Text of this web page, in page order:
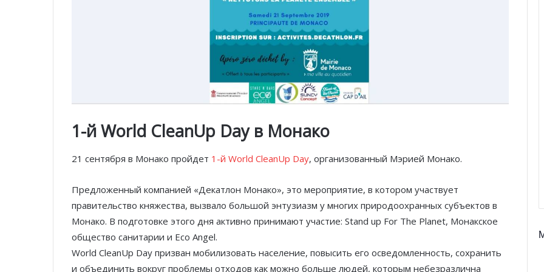
1-й World CleanUp Day в Монако
21 сентября в Монако пройдет 1-й World CleanUp Day, организованный Мэрией Монако.
Предложенный компанией «Декатлон Монако», это мероприятие, в котором участвует
правительство княжества, вызвало большой энтузиазм у многих природоохранных субъектов в
Монако. В подготовке этого дня активно принимают участие: Stand up For The Planet, Монакское
общество санитарии и Eco Angel.
World CleanUp Day призван мобилизовать население, повысить его осведомленность, сохранить
и объединить вокруг проблемы отходов как можно больше людей, которым небезразлична